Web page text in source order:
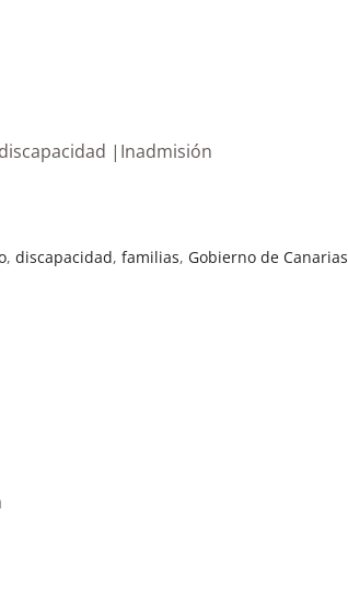
|Inadmisión
,discapacidad,familias, Gobierno de Canarias